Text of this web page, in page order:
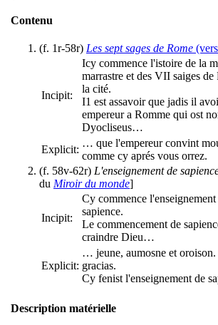
Contenu
(f. 1r-58r) Les sept sages de Rome
Incipit:
Icy commence l'istoire de la
marrastre et des VII saiges de
la cité.
I1 est assavoir que jadis il
empereur a Romme qui ost
Dyocliseus…
Explicit:
… que l'empereur convint
comme cy aprés vous orrez.
(f. 58v-62r) L'enseignement de
du Miroir du monde]
Incipit:
Cy commence l'enseignement
sapience.
Le commencement de
craindre Dieu…
Explicit:
… jeune, aumosne et
gracias.
Cy fenist l'enseignement de
Description matérielle